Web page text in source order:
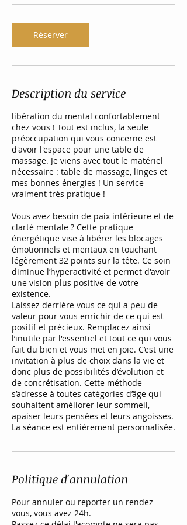
i
Réserver
Description du service
libération du mental confortablement
chez vous ! Tout est inclus, la seule
préoccupation qui vous concerne est
d'avoir l'espace pour une table de
massage. Je viens avec tout le matériel
nécessaire : table de massage, linges et
mes bonnes énergies ! Un service
vraiment très pratique !
Vous avez besoin de paix intérieure et de
clarté mentale ? Cette pratique
énergétique vise à libérer les blocages
émotionnels et mentaux en touchant
légèrement 32 points sur la tête. Ce soin
diminue l’hyperactivité et permet d'avoir
une vision plus positive de votre
existence.
Laissez derrière vous ce qui a peu de
valeur pour vous enrichir de ce qui est
positif et précieux. Remplacez ainsi
l’inutile par l'essentiel et tout ce qui vous
fait du bien et vous met en joie. C’est une
invitation à plus de choix dans la vie et
donc plus de possibilités d’évolution et
de concrétisation. Cette méthode
s’adresse à toutes catégories d’âge qui
souhaitent améliorer leur sommeil,
apaiser leurs pensées et leurs angoisses.
La séance est entièrement personnalisée.
Politique d'annulation
Pour annuler ou reporter un rendez-
vous, vous avez 24h.